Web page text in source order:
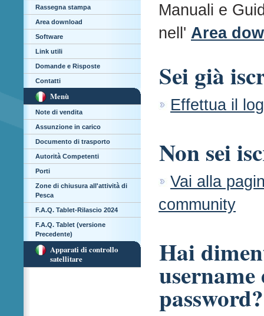
Manuali e
nell' Area
Sei già
Effettua il
Non sei
Vai alla
community
Hai
username
password?
Rassegna stampa
Area download
Software
Link utili
Domande e Risposte
Contatti
Menù
Note di vendita
Assunzione in carico
Documento di trasporto
Autorità Competenti
Porti
Zone di chiusura all'attività di
Pesca
F.A.Q. Tablet-Rilascio 2024
F.A.Q. Tablet (versione
Precedente)
Apparati di controllo
satellitare